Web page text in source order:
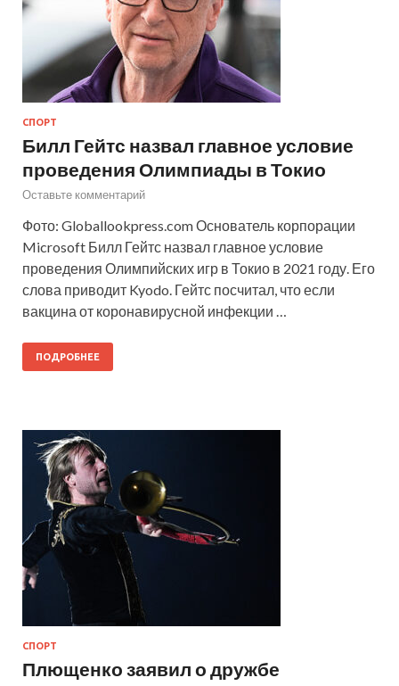
СПОРТ
Билл Гейтс назвал главное условие
проведения Олимпиады в Токио
Оставьте комментарий
Фото: Globallookpress.com Основатель корпорации
Microsoft Билл Гейтс назвал главное условие
проведения Олимпийских игр в Токио в 2021 году. Его
слова приводит Kyodo. Гейтс посчитал, что если
вакцина от коронавирусной инфекции …
ПОДРОБНЕЕ
СПОРТ
Плющенко заявил о дружбе